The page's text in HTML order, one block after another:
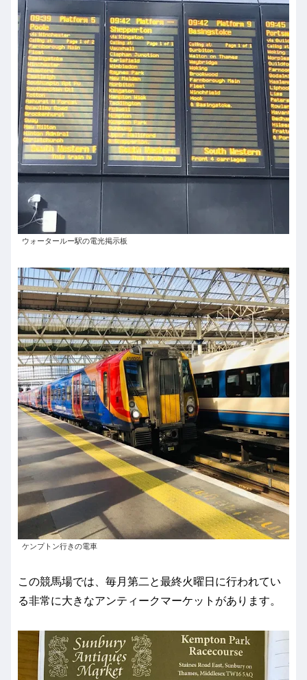
ウォータールー駅の電光掲示板
ケンプトン行きの電車
この競馬場では、毎月第二と最終火曜日に行われてい
る非常に大きなアンティークマーケットがあります。